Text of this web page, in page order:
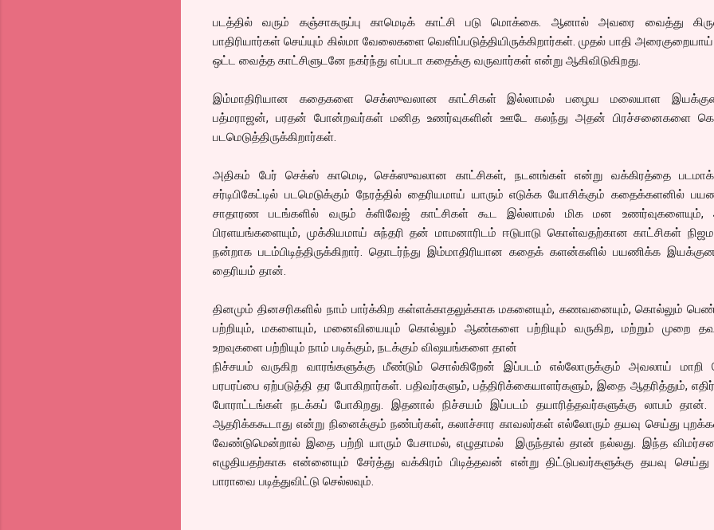
படத்தில் வரும் கஞ்சாகருப்பு காமெடிக் காட்சி படு மொக்கை. ஆனால் அவரை வைத்து
பாதிரியார்கள் செய்யும் கில்மா வேலைகளை வெளிப்படுத்தியிருக்கிறார்கள். முதல் பாதி
ஒட்ட வைத்த காட்சிளுடனே நகர்ந்து எப்படா கதைக்கு வருவார்கள் என்று ஆகிவிடுகிறது.
இம்மாதிரியான கதைகளை செக்ஸுவலான காட்சிகள் இல்லாமல் பழைய மலையாள
பத்மராஜன், பரதன் போன்றவர்கள் மனித உணர்வுகளின் ஊடே கலந்து அதன் பிரச்சனைகளை
படமெடுத்திருக்கிறார்கள்.
அதிகம் பேர் செக்ஸ் காமெடி, செக்ஸுவலான காட்சிகள், நடனங்கள் என்று வக்கிரத்தை
சர்டிபிகேட்டில் படமெடுக்கும் நேரத்தில் தைரியமாய் யாரும் எடுக்க யோசிக்கும் கதைக்களனில்
சாதாரண படங்களில் வரும் க்ளிவேஜ் காட்சிகள் கூட இல்லாமல் மிக மன
பிரளயங்களையும், முக்கியமாய் சுந்தரி தன் மாமனாரிடம் ஈடுபாடு கொள்வதற்கான காட்சிகள்
நன்றாக படம்பிடித்திருக்கிறார். தொடர்ந்து இம்மாதிரியான கதைக் களன்களில் பயணிக்க
தைரியம் தான்.
தினமும் தினசரிகளில் நாம் பார்க்கிற கள்ளக்காதலுக்காக மகனையும், கணவனையும், கொல்லும்
பற்றியும், மகளையும், மனைவியையும் கொல்லும் ஆண்களை பற்றியும் வருகிற, மற்றும் முறை
உறவுகளை பற்றியும் நாம் படிக்கும், நடக்கும் விஷயங்களை தான்
நிச்சயம் வருகிற வாரங்களுக்கு மீண்டும் சொல்கிறேன் இப்படம் எல்லோருக்கும் அவலாய் மாறி
பரபரப்பை ஏற்படுத்தி தர போகிறார்கள். பதிவர்களும், பத்திரிக்கையாளர்களும், இதை ஆதரித்தும்,
போராட்டங்கள் நடக்கப் போகிறது. இதனால் நிச்சயம் இப்படம் தயாரித்தவர்களுக்கு லாபம்
ஆதரிக்ககூடாது என்று நினைக்கும் நண்பர்கள், கலாச்சார காவலர்கள் எல்லோரும் தயவு செய்து
வேண்டுமென்றால் இதை பற்றி யாரும் பேசாமல், எழுதாமல் இருந்தால் தான் நல்லது. இந்த
எழுதியதற்காக என்னையும் சேர்த்து வக்கிரம் பிடித்தவன் என்று திட்டுபவர்களுக்கு தயவு செய்து
பாராவை படித்துவிட்டு செல்லவும்.